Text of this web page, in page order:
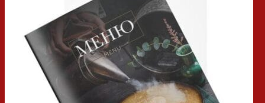
Tiêu Đề Thư
Tờ Gấp
Kẹp File
Phong Bì
In Quạt
BẢNG GIÁ GIA CÔNG
Ép Plastic
Cán Keo